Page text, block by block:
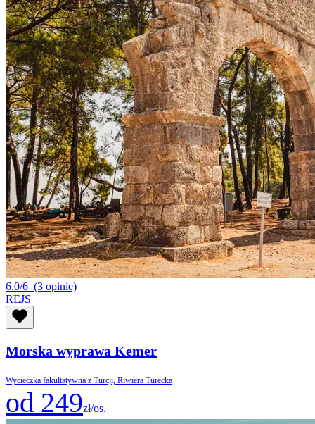
6.0/6 (3 opinie)
REJS
Morska wyprawa Kemer
Wycieczka fakultatywna z Turcji, Riwiera Turecka
od 249zł/os.